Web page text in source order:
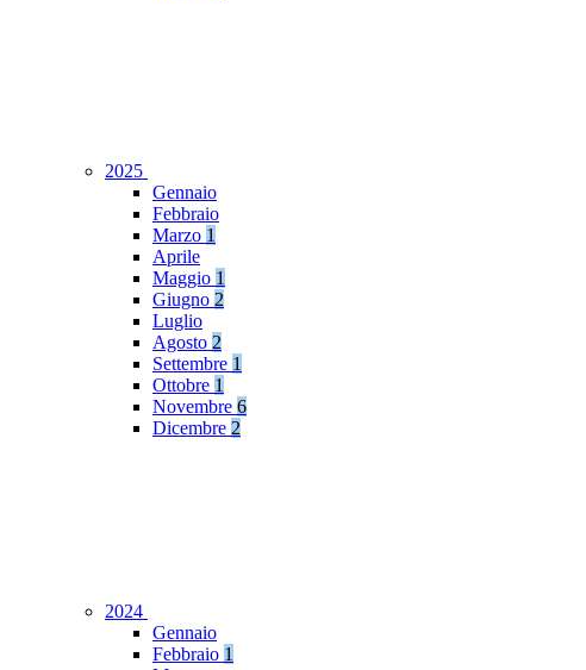
2025
Gennaio
Febbraio
Marzo 1
Aprile
Maggio 1
Giugno 2
Luglio
Agosto 2
Settembre 1
Ottobre 1
Novembre 6
Dicembre 2
2024
Gennaio
Febbraio 1